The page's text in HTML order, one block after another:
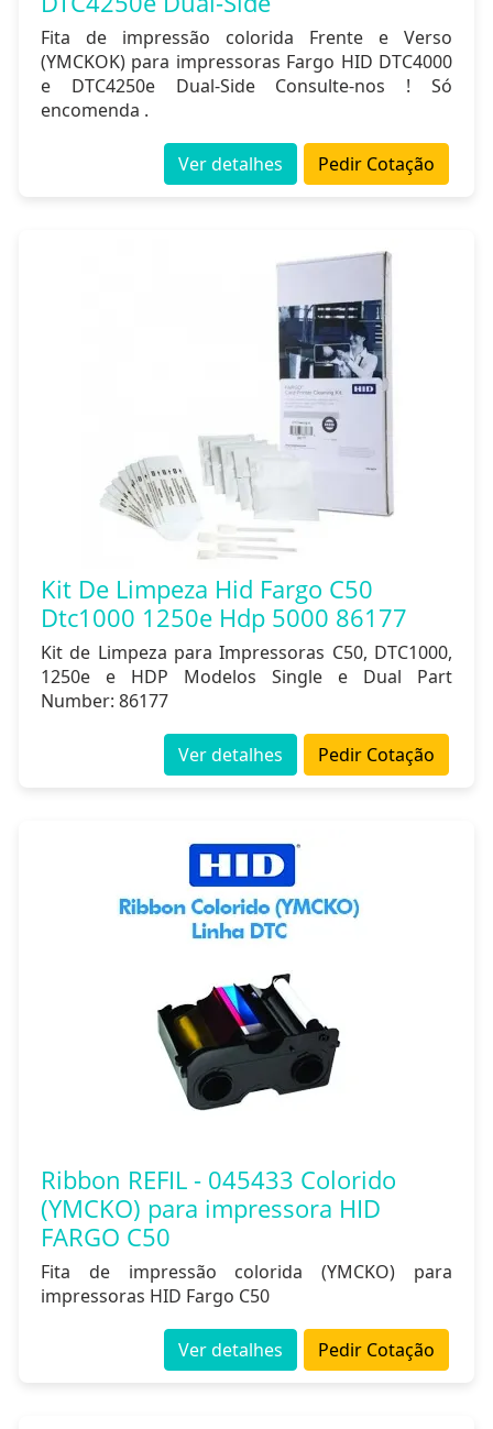
Fita de impressão colorida Frente e Verso
(YMCKOK) para impressoras Fargo HID DTC4000
e DTC4250e Dual-Side Consulte-nos ! Só
encomenda .
Pedir Cotação
Ver detalhes
Kit De Limpeza Hid Fargo C50
Dtc1000 1250e Hdp 5000 86177
Kit de Limpeza para Impressoras C50, DTC1000,
1250e e HDP Modelos Single e Dual Part
Number: 86177
Pedir Cotação
Ver detalhes
Ribbon REFIL - 045433 Colorido
(YMCKO) para impressora HID
FARGO C50
Fita de impressão colorida (YMCKO) para
impressoras HID Fargo C50
Pedir Cotação
Ver detalhes